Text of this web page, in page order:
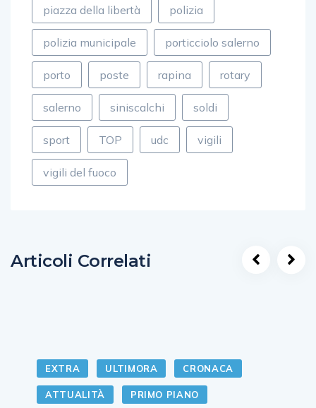
piazza della libertà polizia
polizia municipale porticciolo salerno
porto poste rapina rotary
salerno siniscalchi soldi
sport TOP udc vigili
vigili del fuoco
Articoli Correlati
EXTRA ULTIMORA CRONACA
ATTUALITÀ PRIMO PIANO